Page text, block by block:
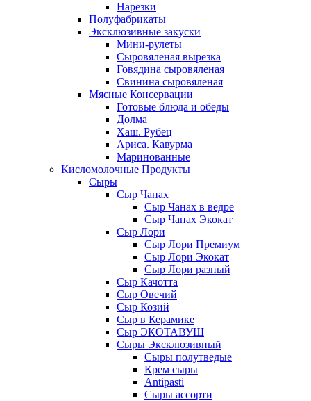
Нарезки
Полуфабрикаты
Эксклюзивные закуски
Мини-рулеты
Сыровяленая вырезка
Говядина сыровяленая
Свинина сыровяленая
Мясные Консервации
Готовые блюда и обеды
Долма
Хаш. Рубец
Ариса. Кавурма
Маринованные
Кисломолочные Продукты
Сыры
Сыр Чанах
Сыр Чанах в ведре
Сыр Чанах Экокат
Сыр Лори
Сыр Лори Премиум
Сыр Лори Экокат
Сыр Лори разный
Сыр Качотта
Сыр Овечий
Сыр Козий
Сыр в Керамике
Сыр ЭКОТАВУШ
Сыры Эксклюзивный
Сыры полутведые
Крем сыры
Antipasti
Сыры ассорти